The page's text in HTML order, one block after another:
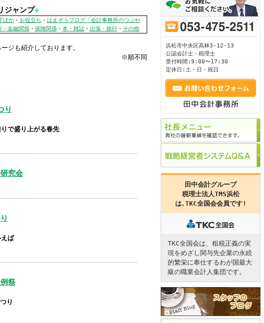
れ入りますが、
ウザのGoogle Chrome、または
準のMicrosoft Edge
頂くようお願い申し上げます。
中会計グループ
市中央区高林3-12-13)
３－４７５－２５１１㈹
ジャンプ❖
ほか ・ お役立ち ・ はまぞうブログ「会計事務所のつぶや
・金融関係・ 保険関係・ 本・雑誌・ 出張・旅行・ その他
ジも紹介しております。
※順不同
り
で盛り上がる春先
究会
ば
祭
り
浜松市中央区高林3-12-13
公認会計士・税理士
受付時間:9:00〜17:30
定休日:土・日・祝日
田中会計グループ
税理士法人TMS浜松
は､ TKC全国会会員です!
TKC全国会は、租税正義の実
現をめざし関与先企業の永続
的繁栄に奉仕するわが国最大
級の職業会計人集団です。